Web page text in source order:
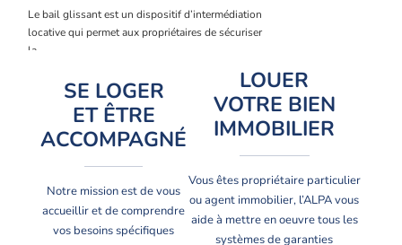
Le bail glissant est un dispositif d’intermédiation
locative qui permet aux propriétaires de sécuriser
la…
SE LOGER
ET ÊTRE
ACCOMPAGNÉ
Notre mission est de vous
accueillir et de comprendre
vos besoins spécifiques
LOUER
VOTRE BIEN
IMMOBILIER
Vous êtes propriétaire particulier
ou agent immobilier, l’ALPA vous
aide à mettre en oeuvre tous les
systèmes de garanties